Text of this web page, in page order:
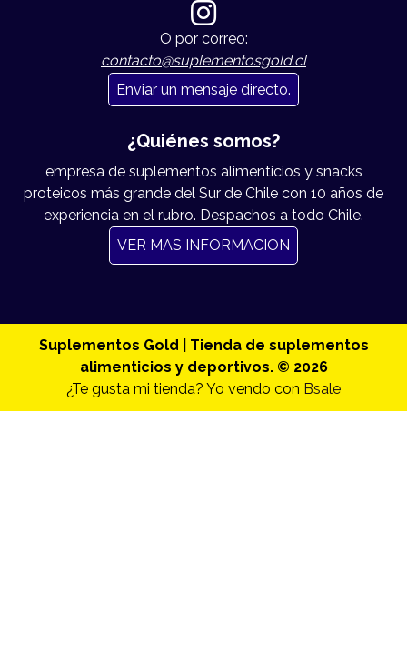
O por correo:
contacto@suplementosgold.cl
Enviar un mensaje directo.
¿Quiénes somos?
empresa de suplementos alimenticios y snacks
proteicos más grande del Sur de Chile con 10 años de
experiencia en el rubro. Despachos a todo Chile.
VER MAS INFORMACION
Suplementos Gold | Tienda de suplementos
alimenticios y deportivos. © 2026
¿Te gusta mi tienda? Yo vendo con Bsale